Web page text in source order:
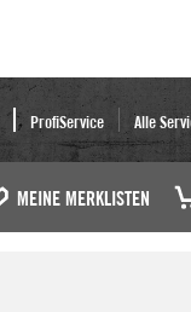
ProfiService Alle
MEINE MERKLISTEN